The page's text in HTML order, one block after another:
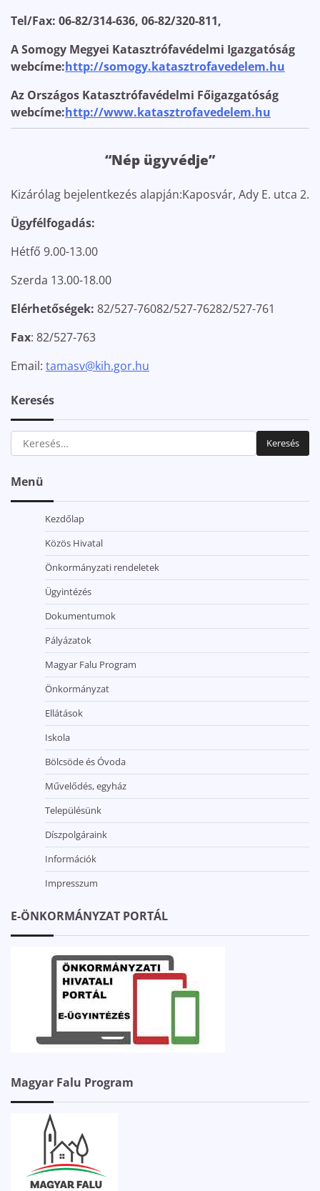
Tel/Fax: 06-82/314-636, 06-82/320-811,
A Somogy Megyei Katasztrófavédelmi Igazgatóság
webcíme:http://somogy.katasztrofavedelem.hu
Az Országos Katasztrófavédelmi Főigazgatóság
webcíme:http://www.katasztrofavedelem.hu
“Nép ügyvédje”
Kizárólag bejelentkezés alapján:Kaposvár, Ady E. utca 2.
Ügyfélfogadás:
Hétfő 9.00-13.00
Szerda 13.00-18.00
Elérhetőségek: 82/527-76082/527-76282/527-761
Fax: 82/527-763
Email: tamasv@kih.gor.hu
Keresés
Keresés:
Menü
Kezdőlap
Közös Hivatal
Önkormányzati rendeletek
Ügyintézés
Dokumentumok
Pályázatok
Magyar Falu Program
Önkormányzat
Ellátások
Iskola
Bölcsöde és Óvoda
Művelődés, egyház
Településünk
Díszpolgáraink
Információk
Impresszum
E-ÖNKORMÁNYZAT PORTÁL
Magyar Falu Program